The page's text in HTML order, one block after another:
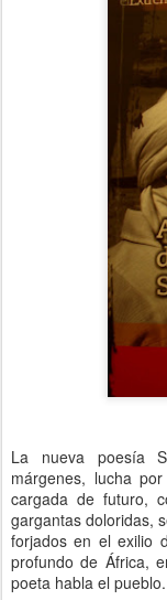
La nueva poesía
márgenes, lucha
cargada de futuro,
gargantas doloridas,
forjados en el exilio
profundo de África,
poeta habla el pueblo.